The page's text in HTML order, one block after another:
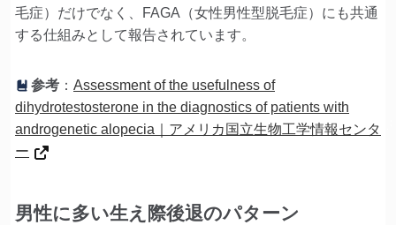
毛症）だけでなく、FAGA（女性男性型脱毛症）にも共通
する仕組みとして報告されています。
参考 ： Assessment of the usefulness of
dihydrotestosterone in the diagnostics of patients with
androgenetic alopecia｜アメリカ国立生物工学情報センタ
ー
男性に多い生え際後退のパターン